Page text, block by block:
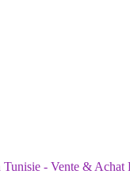
- Vente & Achat